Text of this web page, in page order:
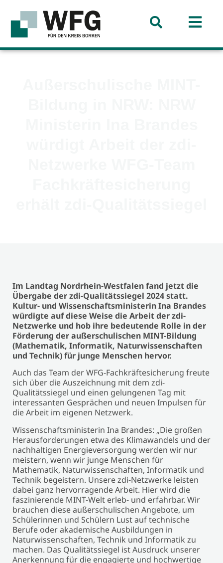
Im Landtag Nordrhein-Westfalen fand jetzt die
Übergabe der zdi-Qualitätssiegel 2024 statt.
Kultur- und Wissenschaftsministerin Ina Brandes
würdigte auf diese Weise die Arbeit der zdi-
Netzwerke und hob ihre bedeutende Rolle in der
Förderung der außerschulischen MINT-Bildung
(Mathematik, Informatik, Naturwissenschaften
und Technik) für junge Menschen hervor.
Auch das Team der WFG-Fachkräftesicherung freute
sich über die Auszeichnung mit dem zdi-
Qualitätssiegel und einen gelungenen Tag mit
interessanten Gesprächen und neuen Impulsen für
die Arbeit im eigenen Netzwerk.
Wissenschaftsministerin Ina Brandes: „Die großen
Herausforderungen etwa des Klimawandels und der
nachhaltigen Energieversorgung werden wir nur
meistern, wenn wir junge Menschen für
Mathematik, Naturwissenschaften, Informatik und
Technik begeistern. Unsere zdi-Netzwerke leisten
dabei ganz hervorragende Arbeit. Hier wird die
faszinierende MINT-Welt erleb- und erfahrbar. Wir
brauchen diese außerschulischen Angebote, um
Schülerinnen und Schülern Lust auf technische
Berufe oder akademische Ausbildungen in
Naturwissenschaften, Technik und Informatik zu
machen. Das Qualitätssiegel ist Ausdruck unserer
Anerkennung für die engagierte und hochwertige